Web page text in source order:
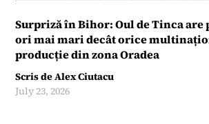
Surpriză în Bihor: Oul de Tinca are
ori mai mari decât orice
producție din zona Oradea
Scris deAlex Ciutacu
July 23, 2026